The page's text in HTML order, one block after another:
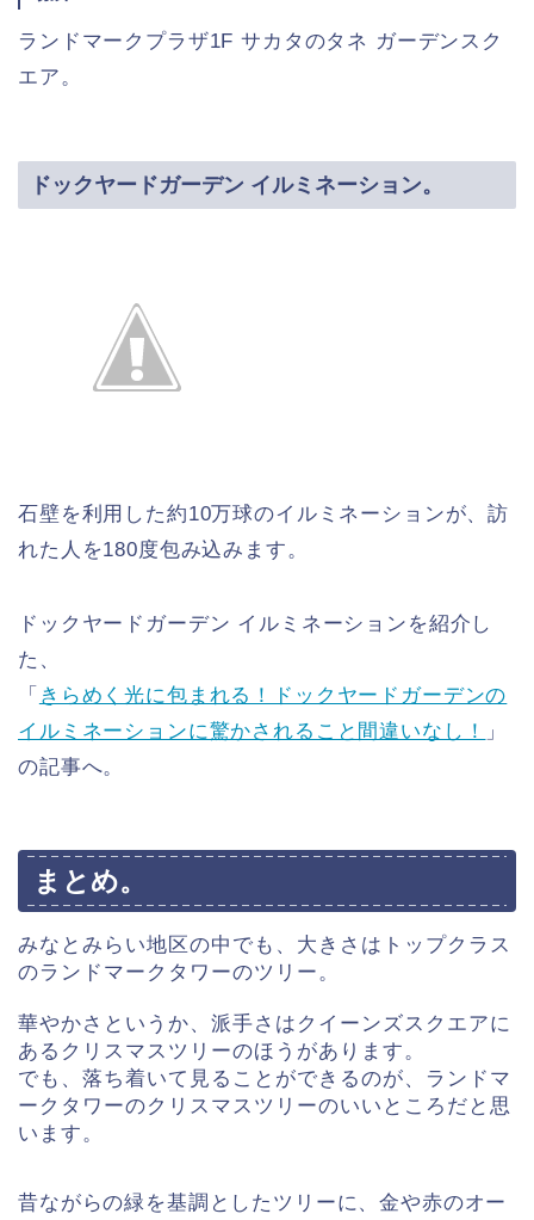
ランドマークプラザ1F サカタのタネ ガーデンスク
エア。
ドックヤードガーデン イルミネーション。
石壁を利用した約10万球のイルミネーションが、訪
れた人を180度包み込みます。
ドックヤードガーデン イルミネーションを紹介し
た、
「 きらめく光に包まれる！ドックヤードガーデンの
イルミネーションに驚かされること間違いなし！
」
の記事へ。
まとめ。
みなとみらい地区の中でも、大きさはトップクラス
のランドマークタワーのツリー。
華やかさというか、派手さはクイーンズスクエアに
あるクリスマスツリーのほうがあります。
でも、落ち着いて見ることができるのが、ランドマ
ークタワーのクリスマスツリーのいいところだと思
います。
昔ながらの緑を基調としたツリーに、金や赤のオー